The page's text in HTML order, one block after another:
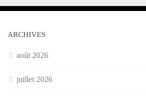
ARCHIVES
août 2026
juillet 2026